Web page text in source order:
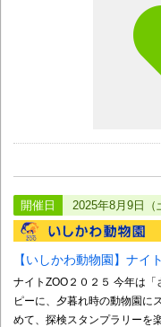
開催日 2025年8月9日（
【いしかわ動物園】ナイ
ナイトZOO２０２５ 今年は
ピーに、夕暮れ時の動物園に
めて、探検スタンプラリーを